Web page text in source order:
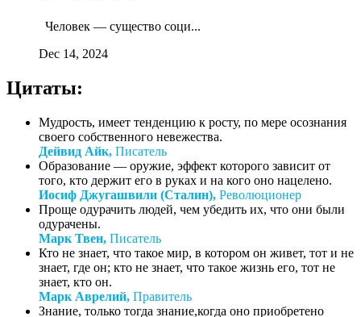
Человек — существо соци...
Dec 14, 2024
Цитаты:
Мудрость, имеет тенденцию к росту, по мере осознания
своего собственного невежества.
Дейвид Айк, Писатель
Образование — оружие, эффект которого зависит от
того, кто держит его в руках и на кого оно нацелено.
Иосиф Джугашвили (Сталин), Революционер
Проще одурачить людей, чем убедить их, что они были
одурачены.
Марк Твен, Писатель
Кто не знает, что такое мир, в котором он живет, тот и не
знает, где он; кто не знает, что такое жизнь его, тот не
знает, кто он.
Марк Аврелий, Правитель
Знание, только тогда знание,когда оно приобретено